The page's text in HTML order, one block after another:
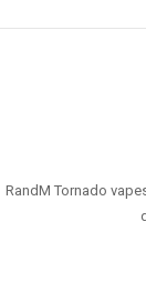
RandM Tornado